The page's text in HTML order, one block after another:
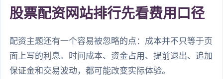
股票配资网站排行先看费用口径
配资主题还有一个容易被忽略的点：成本并不只等于页
面上写的利息。时间成本、资金占用、提前退出、追加
保证金和交易波动，都可能改变实际体验。